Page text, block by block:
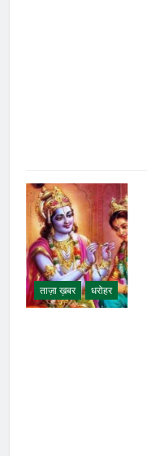
ताज़ा ख़बर धरोहर